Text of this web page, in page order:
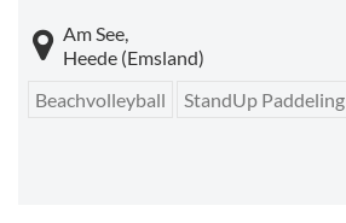
Am See,
Heede (Emsland)
Beachvolleyball
StandUp Paddeling